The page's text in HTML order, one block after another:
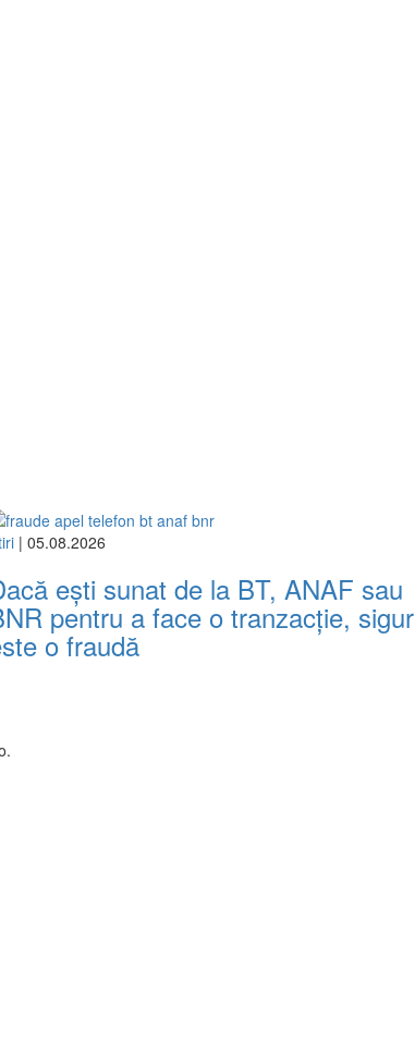
| 05.08.2026
ești sunat de la BT, ANAF sau
pentru a face o tranzacție, sigur
o fraudă